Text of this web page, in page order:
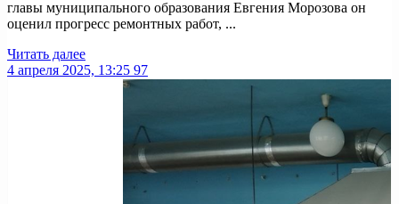
главы муниципального образования Евгения Морозова он
оценил прогресс ремонтных работ, ...
Читать далее
4 апреля 2025, 13:25 97